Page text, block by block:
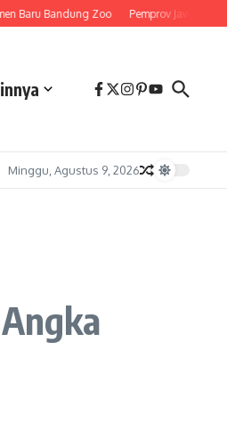
Bandung Zoo Pemprov Jawa Barat
Minggu, Agustus 9, 2026